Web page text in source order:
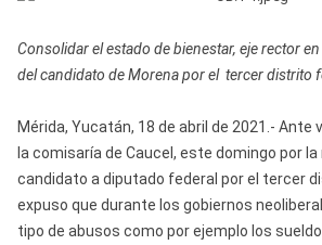
Consolidar el estado de bienestar, eje rector
del candidato de Morena por el tercer distrito
Mérida, Yucatán, 18 de abril de 2021.- Ante
la comisaría de Caucel, este domingo por la
candidato a diputado federal por el tercer
expuso que durante los gobiernos
tipo de abusos como por ejemplo los